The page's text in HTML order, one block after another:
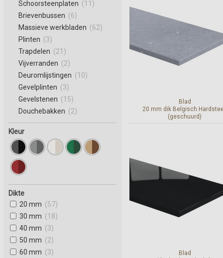
Blad
20 mm dik Belgisch
(geschuurd)
Blad
Schoorsteenplaten (11)
Brievenbussen (6)
Massieve werkbladen (62)
Plinten (3)
Trapdelen (21)
Vijverranden (2)
Deuromlijstingen (10)
Gevelplinten (3)
Gevelstenen (15)
Douchebakken (2)
Kleur
Dikte
20 mm (57)
30 mm (18)
40 mm (3)
50 mm (2)
60 mm (3)